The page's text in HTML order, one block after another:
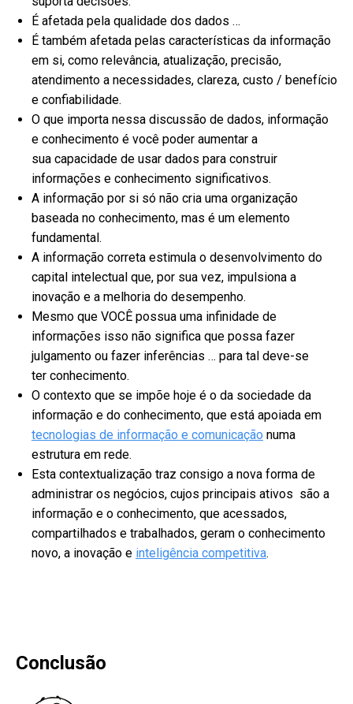
É afetada pela qualidade dos dados …
É também afetada pelas características da informação
em si, como relevância, atualização, precisão,
atendimento a necessidades, clareza, custo / benefício
e confiabilidade.
O que importa nessa discussão de dados, informação
e conhecimento é você poder aumentar a
sua capacidade de usar dados para construir
informações e conhecimento significativos.
A informação por si só não cria uma organização
baseada no conhecimento, mas é um elemento
fundamental.
A informação correta estimula o desenvolvimento do
capital intelectual que, por sua vez, impulsiona a
inovação e a melhoria do desempenho.
Mesmo que VOCÊ possua uma infinidade de
informações isso não significa que possa fazer
julgamento ou fazer inferências … para tal deve-se
ter conhecimento.
O contexto que se impõe hoje é o da sociedade da
informação e do conhecimento, que está apoiada em
tecnologias de informação e comunicação numa
estrutura em rede.
Esta contextualização traz consigo a nova forma de
administrar os negócios, cujos principais ativos são a
informação e o conhecimento, que acessados,
compartilhados e trabalhados, geram o conhecimento
novo, a inovação e inteligência competitiva.
Conclusão